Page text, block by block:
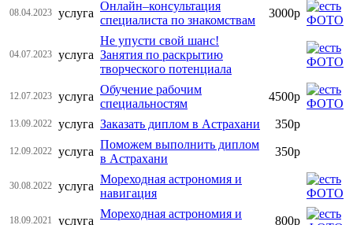
08.04.2023 услуга
Онлайн–консультация
специалиста по знакомствам
3000р
04.07.2023 услуга
Не упусти свой шанс!
Занятия по раскрытию
творческого потенциала
12.07.2023 услуга
Обучение рабочим
специальностям
4500р
13.09.2022 услуга Заказать диплом в Астрахани 350р
12.09.2022 услуга
Поможем выполнить диплом
в Астрахани
350р
30.08.2022 услуга
Мореходная астрономия и
навигация
18.09.2021 услуга
Мореходная астрономия и
800р